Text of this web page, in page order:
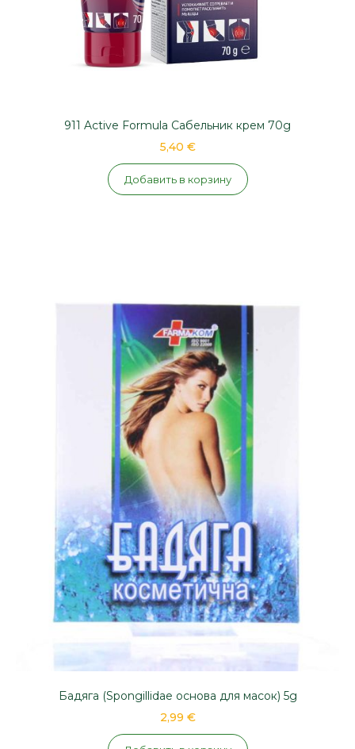
911 Active Formula Сабельник крем 70g
5,40 €
Добавить в корзину
Бадяга (Spongillidae основа для масок) 5g
2,99 €